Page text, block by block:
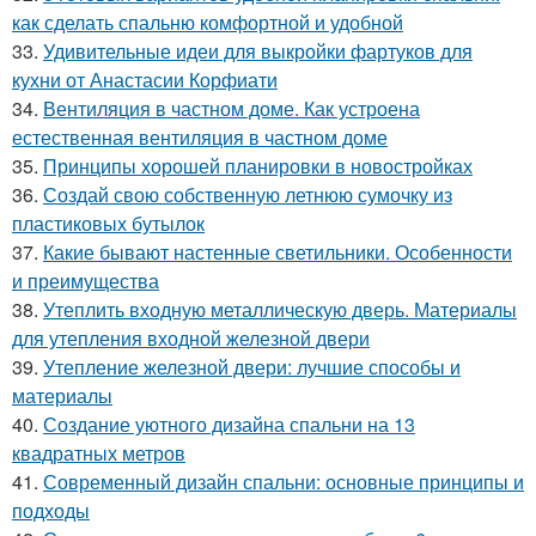
как сделать спальню комфортной и удобной
33. Удивительные идеи для выкройки фартуков для
кухни от Анастасии Корфиати
34. Вентиляция в частном доме. Как устроена
естественная вентиляция в частном доме
35. Принципы хорошей планировки в новостройках
36. Создай свою собственную летнюю сумочку из
пластиковых бутылок
37. Какие бывают настенные светильники. Особенности
и преимущества
38. Утеплить входную металлическую дверь. Материалы
для утепления входной железной двери
39. Утепление железной двери: лучшие способы и
материалы
40. Создание уютного дизайна спальни на 13
квадратных метров
41. Современный дизайн спальни: основные принципы и
подходы